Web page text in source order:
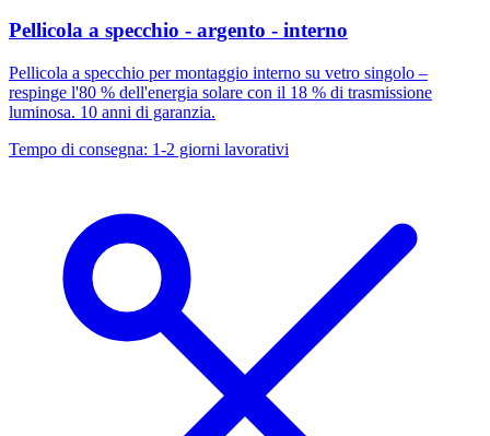
Pellicola a specchio - argento - interno
Pellicola a specchio per montaggio interno su vetro singolo –
respinge l'80 % dell'energia solare con il 18 % di trasmissione
luminosa. 10 anni di garanzia.
Tempo di consegna: 1-2 giorni lavorativi